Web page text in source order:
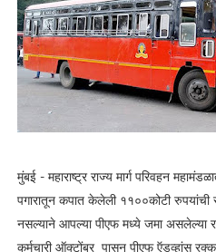
मुंबई - महाराष्ट्र राज्य मार्ग परिवहन
पगारातून कपात केलेली ११००कोटी
नसल्याने आपल्या पीएफ मध्ये जमा असलेल्या
कर्मचारी ऑक्टोंबर पासून पीएफ ऍडव्हांस